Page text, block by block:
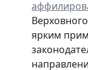
ярким